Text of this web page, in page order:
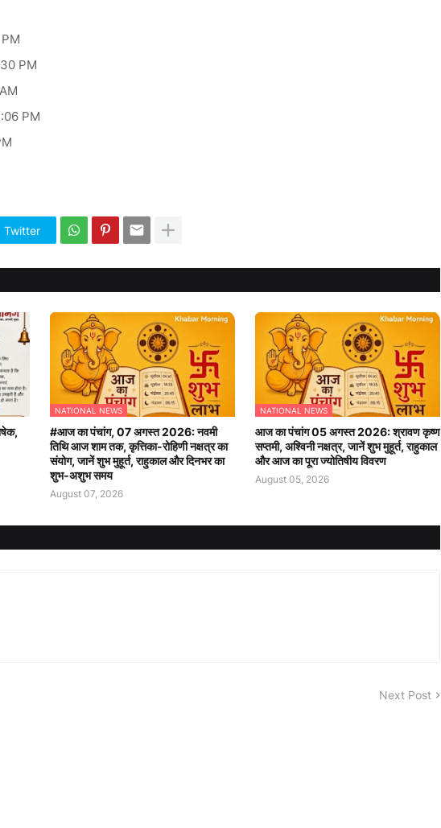
PM
PM
Twitter
NATIONAL NEWS
#आज का पंचांग, 07 अगस्त 2026: नवमी
तिथि आज शाम तक, कृत्तिका-रोहिणी नक्षत्र का
संयोग, जानें शुभ मुहूर्त, राहुकाल और दिनभर का
शुभ-अशुभ समय
August 07, 2026
NATIONAL NEWS
आज का पंचांग 05 अगस्त 2026: श्रावण कृष्ण
सप्तमी, अश्विनी नक्षत्र, जानें शुभ मुहूर्त, राहुकाल
और आज का पूरा ज्योतिषीय विवरण
August 05, 2026
Next Post